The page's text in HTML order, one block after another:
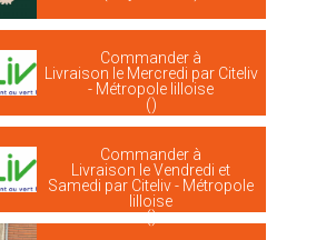
Commander à
Livraison le Mercredi par Citeliv
- Métropole lilloise
()
Commander à
Livraison le Vendredi et
Samedi par Citeliv - Métropole
lilloise
()